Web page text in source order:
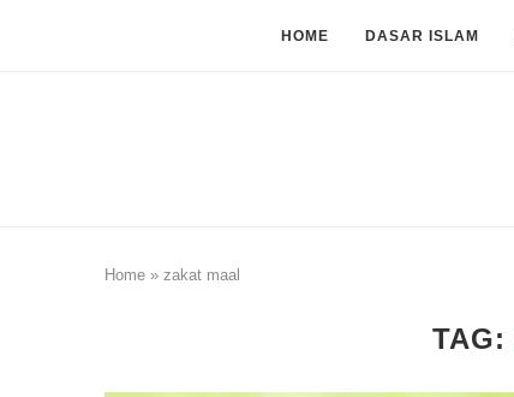
HOME DASAR ISLAM
Home » zakat maal
TAG: